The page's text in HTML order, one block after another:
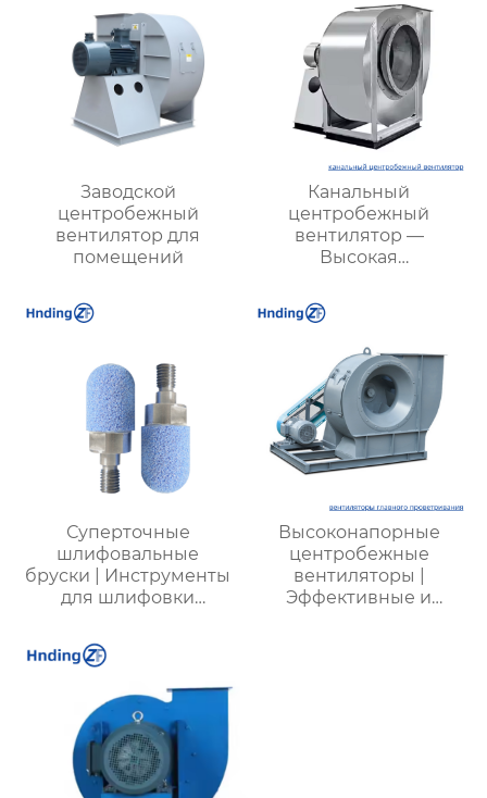
Заводской
центробежный
вентилятор для
помещений
Канальный
центробежный
вентилятор —
Высокая
надежность для
вентиляции вашего
бизнеса
Суперточные
шлифовальные
бруски | Инструменты
для шлифовки
подшипников с
высокой точностью |
Профессиональные
решения для
полировки
поверхностей
Высоконапорные
центробежные
вентиляторы |
Эффективные и